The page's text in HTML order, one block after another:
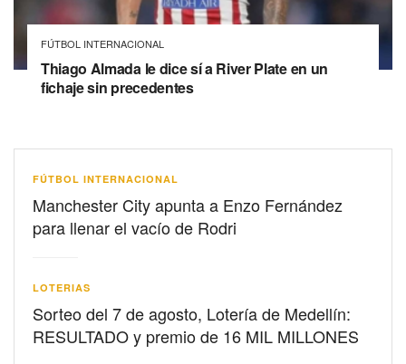
FÚTBOL INTERNACIONAL
Thiago Almada le dice sí a River Plate en un
fichaje sin precedentes
FÚTBOL INTERNACIONAL
Manchester City apunta a Enzo Fernández
para llenar el vacío de Rodri
LOTERIAS
Sorteo del 7 de agosto, Lotería de Medellín:
RESULTADO y premio de 16 MIL MILLONES